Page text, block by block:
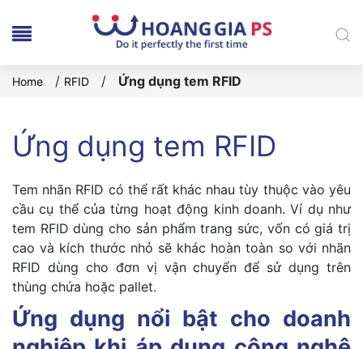
Home / RFID / Ứng dụng tem RFID
Ứng dụng tem RFID
Tem nhãn RFID có thể rất khác nhau tùy thuộc vào yêu
cầu cụ thể của từng hoạt động kinh doanh. Ví dụ như
tem RFID dùng cho sản phẩm trang sức, vốn có giá trị
cao và kích thước nhỏ sẽ khác hoàn toàn so với nhãn
RFID dùng cho đơn vị vận chuyển để sử dụng trên
thùng chứa hoặc pallet.
Ứng dụng nổi bật cho doanh